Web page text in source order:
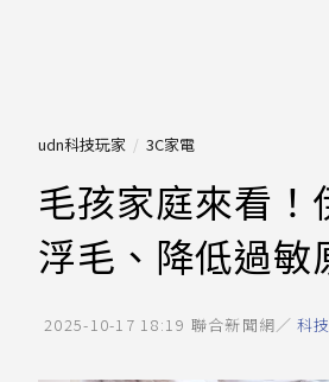
udn科技玩家 3C家電
毛孩家庭來看
浮毛、降低過敏
2025-10-17 18:19 聯合新聞網／ 科